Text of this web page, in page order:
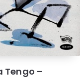
Tengo –